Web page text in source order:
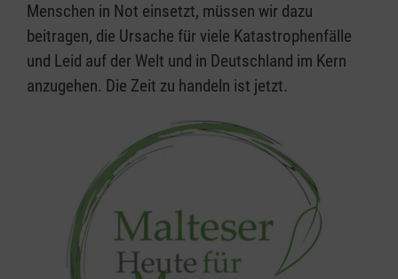
Menschen in Not einsetzt, müssen wir dazu
beitragen, die Ursache für viele Katastrophenfälle
und Leid auf der Welt und in Deutschland im Kern
anzugehen. Die Zeit zu handeln ist jetzt.